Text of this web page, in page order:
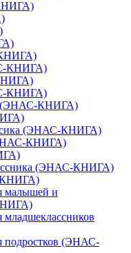
КНИГА)
КНИГА)
(ЭНАС-КНИГА)
(ЭНАС-КНИГА)
КНИГА)
(ЭНАС-КНИГА)
КНИГА)
малышей и
подростков (ЭНАС-